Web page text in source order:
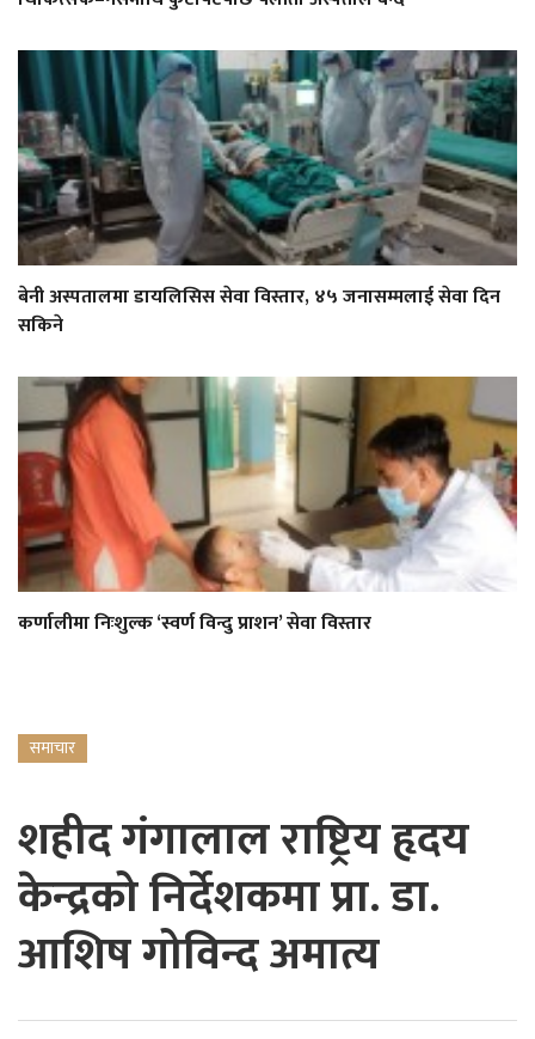
बेनी अस्पतालमा डायलिसिस सेवा विस्तार, ४५ जनासम्मलाई सेवा दिन
सकिने
कर्णालीमा निःशुल्क ‘स्वर्ण विन्दु प्राशन’ सेवा विस्तार
समाचार
शहीद गंगालाल राष्ट्रिय हृदय
केन्द्रको निर्देशकमा प्रा. डा.
आशिष गोविन्द अमात्य